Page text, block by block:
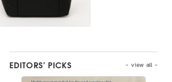
- view all -
EDITORS’ PICKS